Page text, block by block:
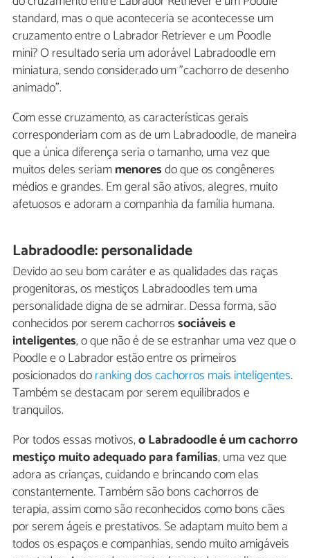
standard, mas o que aconteceria se acontecesse um
cruzamento entre o Labrador Retriever e um Poodle
mini? O resultado seria um adorável Labradoodle em
miniatura, sendo considerado um "cachorro de desenho
animado".
Com esse cruzamento, as características gerais
corresponderiam com as de um Labradoodle, de maneira
que a única diferença seria o tamanho, uma vez que
muitos deles seriammenoresdo que os congêneres
médios e grandes. Em geral são ativos, alegres, muito
afetuosos e adoram a companhia da família humana.
Labradoodle: personalidade
Devido ao seu bom caráter e as qualidades das raças
progenitoras, os mestiços Labradoodles tem uma
personalidade digna de se admirar. Dessa forma, são
conhecidos por serem cachorrossociáveis e
inteligentes, o que não é de se estranhar uma vez que o
Poodle e o Labrador estão entre os primeiros
posicionados doranking dos cachorros mais inteligentes.
Também se destacam por serem equilibrados e
tranquilos.
Por todos essas motivos,o Labradoodle é um cachorro
mestiço muito adequado para famílias, uma vez que
adora as crianças, cuidando e brincando com elas
constantemente. Também são bons cachorros de
terapia, assim como são reconhecidos como bons cães
por serem ágeis e prestativos. Se adaptam muito bem a
todos os espaços e companhias, sendo muito amigáveis